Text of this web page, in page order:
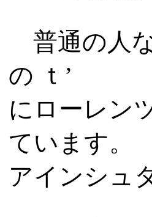
普通の人
の ｔ’
にローレン
ています。
アインシュ